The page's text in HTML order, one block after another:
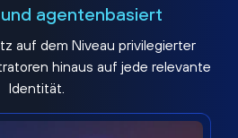
agentenbasiert
auf dem Niveau privilegierter
hinaus auf jede relevante
Identität.